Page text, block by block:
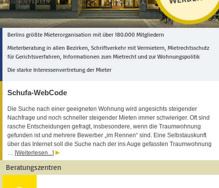
Berlins größte Mieterorganisation mit über 180.000 Mitgliedern
Mieterberatung in allen Bezirken, Schriftverkehr mit Vermietern, Mietrechtsschutz
für Gerichtsverfahren, Informationen zum Mietrecht und zur Wohnungspolitik
Die starke Interessenvertretung der Mieter
Schufa-WebCode
Die Suche nach einer geeigneten Wohnung wird angesichts steigender
Nachfrage und noch schneller steigender Mieten immer schwieriger. Oft sind
rasche Entscheidungen gefragt, insbesondere, wenn die Traumwohnung
gefunden ist und mehrere Bewerber „im Rennen“ sind. Eine Selbstauskunft
über das Internet soll die Suche nach der ins Auge gefassten Traumwohnung
[Weiterlesen...]
Beratungszentren